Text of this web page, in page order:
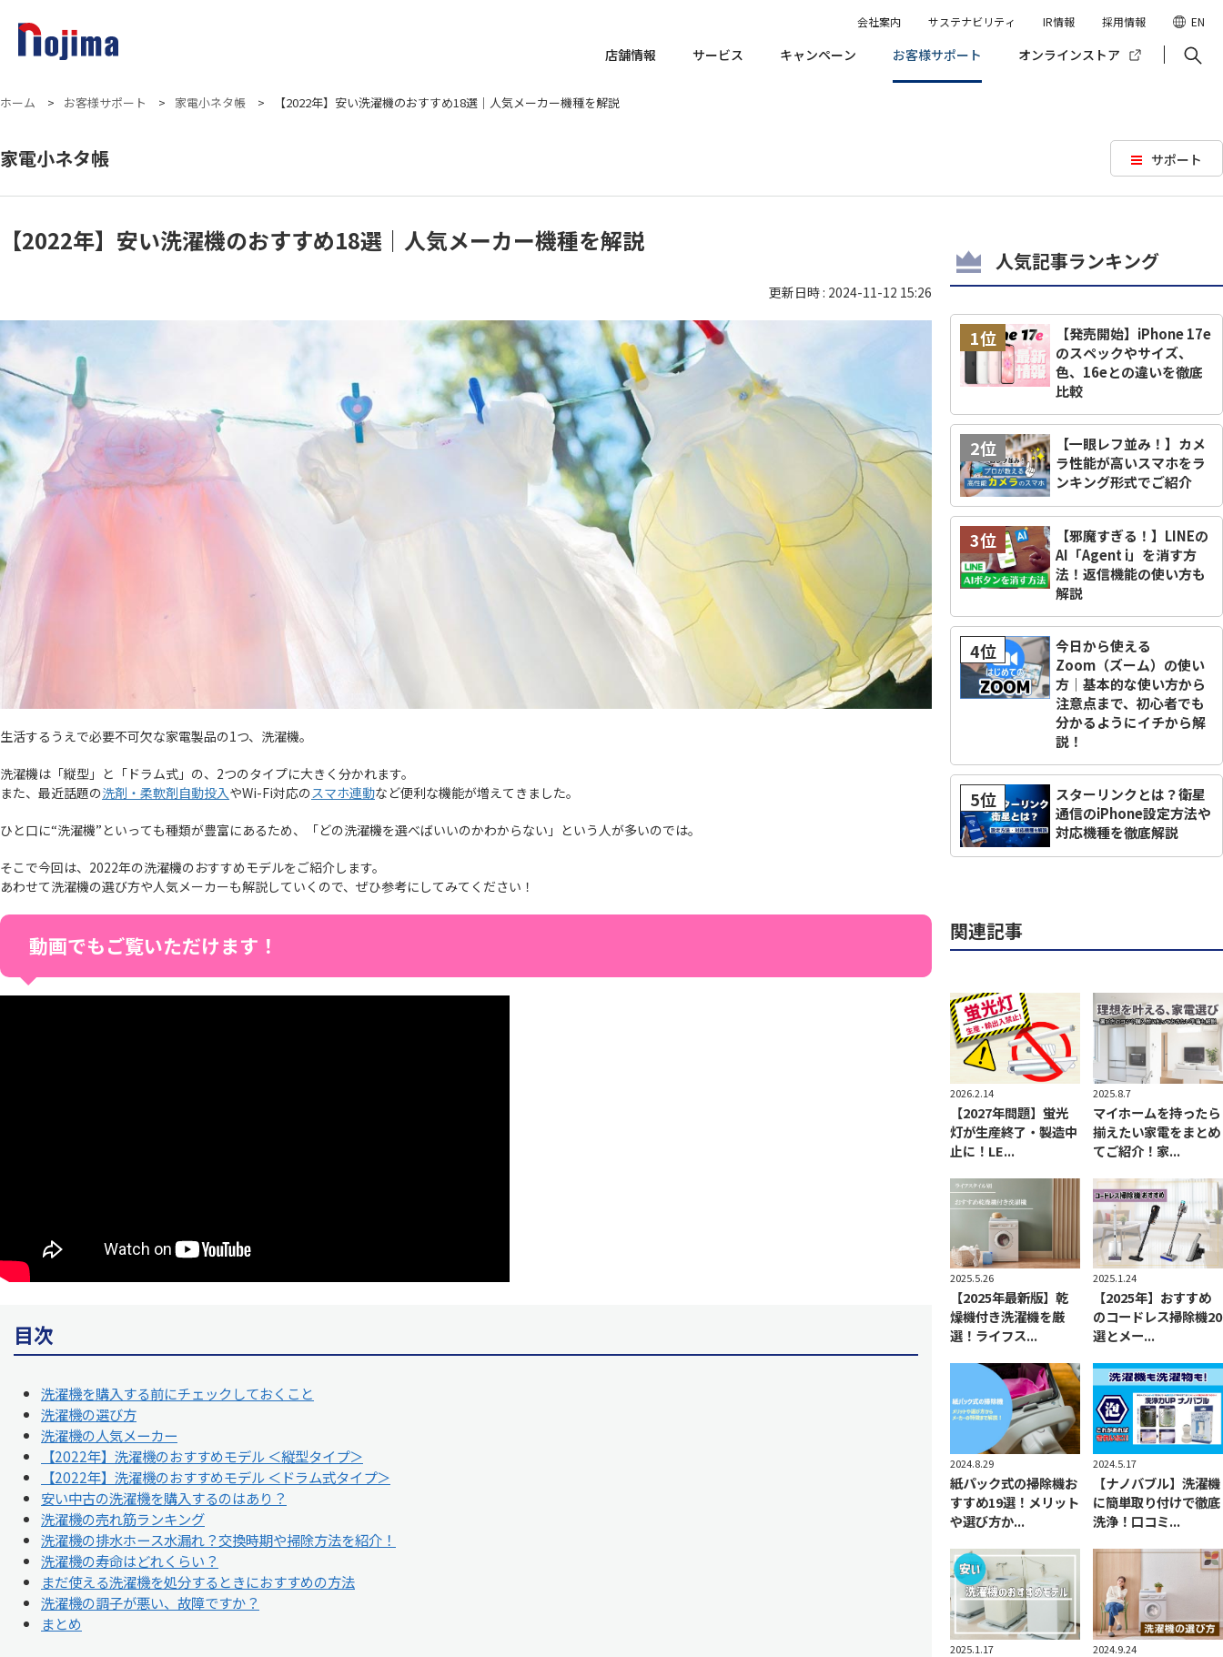
店舗情報 サービス キャンペーン お客様サポート オンラインストア
会社案内 サステナビリティ IR情報 採用情報 EN
ホーム > お客様サポート > 家電小ネタ帳 > 【2022年】安い洗濯機のおすすめ18選｜人気メーカー機種を解説
サポート
家電小ネタ帳
【2022年】安い洗濯機のおすすめ18選｜人気メーカー機種を解説
更新日時 : 2024-11-12 15:26
生活するうえで必要不可欠な家電製品の1つ、洗濯機。
洗濯機は「縦型」と「ドラム式」の、2つのタイプに大きく分かれます。
また、最近話題の洗剤・柔軟剤自動投入やWi-Fi対応のスマホ連動など便利な機能が増えてきました。
ひと口に“洗濯機”といっても種類が豊富にあるため、「どの洗濯機を選べばいいのかわからない」という人が多いのでは。
そこで今回は、2022年の洗濯機のおすすめモデルをご紹介します。
あわせて洗濯機の選び方や人気メーカーも解説していくので、ぜひ参考にしてみてください！
動画でもご覧いただけます！
目次
洗濯機を購入する前にチェックしておくこと
洗濯機の選び方
洗濯機の人気メーカー
【2022年】洗濯機のおすすめモデル ＜縦型タイプ＞
【2022年】洗濯機のおすすめモデル ＜ドラム式タイプ＞
安い中古の洗濯機を購入するのはあり？
洗濯機の売れ筋ランキング
洗濯機の排水ホース水漏れ？交換時期や掃除方法を紹介！
洗濯機の寿命はどれくらい？
まだ使える洗濯機を処分するときにおすすめの方法
洗濯機の調子が悪い、故障ですか？
まとめ
人気記事ランキング
1位
【発売開始】iPhone 17e
のスペックやサイズ、
色、16eとの違いを徹底
比較
2位
【一眼レフ並み！】カメ
ラ性能が高いスマホをラ
ンキング形式でご紹介
3位
【邪魔すぎる！】LINEの
AI「Agent i」を消す方
法！返信機能の使い方も
解説
4位
今日から使える
Zoom（ズーム）の使い
方｜基本的な使い方から
注意点まで、初心者でも
分かるようにイチから解
説！
5位
スターリンクとは？衛星
通信のiPhone設定方法や
対応機種を徹底解説
関連記事
2026.2.14
【2027年問題】蛍光
灯が生産終了・製造中
止に！LE...
2025.8.7
マイホームを持ったら
揃えたい家電をまとめ
てご紹介！家...
2025.5.26
【2025年最新版】乾
燥機付き洗濯機を厳
選！ライフス...
2025.1.24
【2025年】おすすめ
のコードレス掃除機20
選とメー...
2024.8.29
紙パック式の掃除機お
すすめ19選！メリット
や選び方か...
2024.5.17
【ナノバブル】洗濯機
に簡単取り付けで徹底
洗浄！口コミ...
2025.1.17 2024.9.24